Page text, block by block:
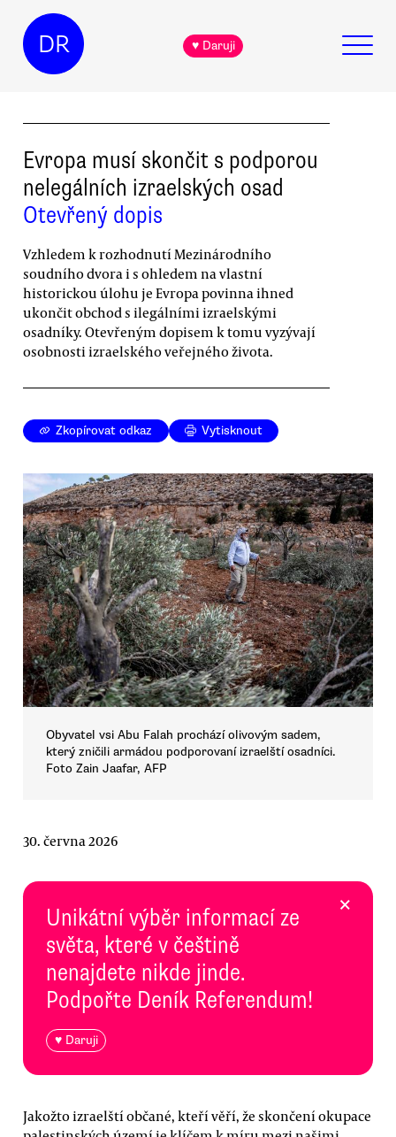
DR ♥ Daruji
Evropa musí skončit s podporou
nelegálních izraelských osad
Otevřený dopis
Vzhledem k rozhodnutí Mezinárodního
soudního dvora i s ohledem na vlastní
historickou úlohu je Evropa povinna ihned
ukončit obchod s ilegálními izraelskými
osadníky. Otevřeným dopisem k tomu vyzývají
osobnosti izraelského veřejného života.
Zkopírovat odkaz Vytisknout
Obyvatel vsi Abu Falah prochází olivovým sadem,
který zničili armádou podporovaní izraelští osadníci.
Foto Zain Jaafar, AFP
30. června 2026
Unikátní výběr informací ze
světa, které v češtině
nenajdete nikde jinde.
Podpořte Deník Referendum!
♥ Daruji
×
Jakožto izraelští občané, kteří věří, že skončení okupace